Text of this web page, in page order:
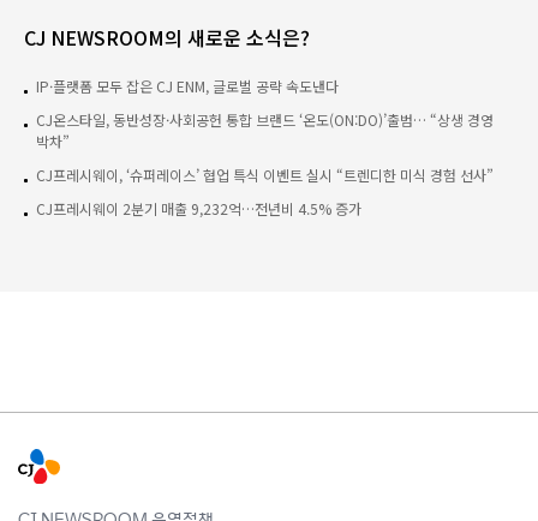
CJ NEWSROOM의 새로운 소식은?
IP·플랫폼 모두 잡은 CJ ENM, 글로벌 공략 속도낸다
CJ온스타일, 동반성장·사회공헌 통합 브랜드 ‘온도(ON:DO)’출범… “상생 경영
박차”
CJ프레시웨이, ‘슈퍼레이스’ 협업 특식 이벤트 실시 “트렌디한 미식 경험 선사”
CJ프레시웨이 2분기 매출 9,232억…전년비 4.5% 증가